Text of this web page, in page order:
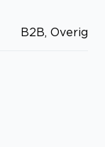
B2B, Overig